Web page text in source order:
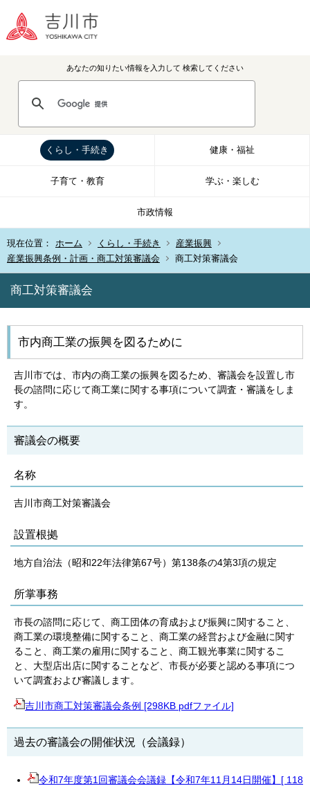
あなたの知りたい情報を入力して 検索してください
くらし・手続き 健康・福祉
子育て・教育 学ぶ・楽しむ
市政情報
現在位置： ホーム くらし・手続き
産業振興
産業振興条例・計画・商工対策審議会
商工対策審議会
商工対策審議会
市内商工業の振興を図るために
吉川市では、市内の商工業の振興を図るため、審議会を設置し市
長の諮問に応じて商工業に関する事項について調査・審議をしま
す。
審議会の概要
名称
吉川市商工対策審議会
設置根拠
地方自治法（昭和22年法律第67号）第138条の4第3項の規定
所掌事務
市長の諮問に応じて、商工団体の育成および振興に関すること、
商工業の環境整備に関すること、商工業の経営および金融に関す
ること、商工業の雇用に関すること、商工観光事業に関するこ
と、大型店出店に関することなど、市長が必要と認める事項につ
いて調査および審議します。
吉川市商工対策審議会条例 [298KB pdfファイル]
過去の審議会の開催状況（会議録）
令和7年度第1回審議会会議録【令和7年11月14日開催】[ 118